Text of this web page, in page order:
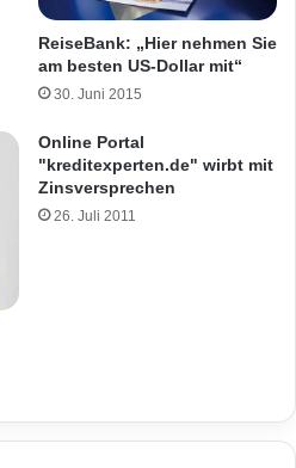
ReiseBank: „Hier nehmen Sie
am besten US-Dollar mit“
30. Juni 2015
Online Portal
"kreditexperten.de" wirbt mit
Zinsversprechen
26. Juli 2011